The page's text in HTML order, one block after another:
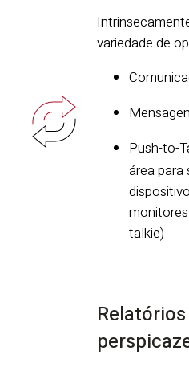
variedade de
Push-to-
área
talkie)